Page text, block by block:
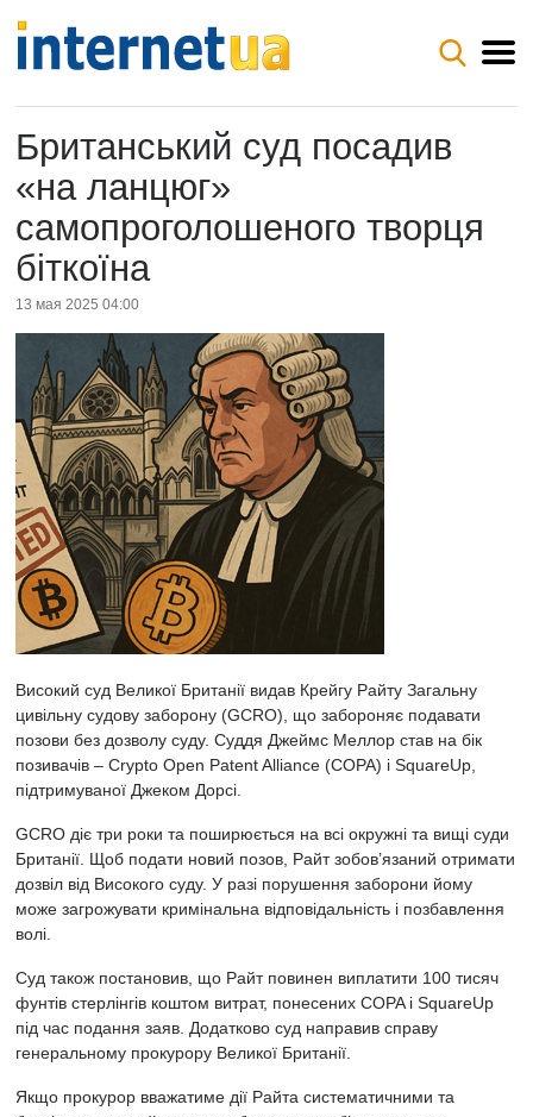
Британський суд посадив
«на ланцюг»
самопроголошеного творця
біткоїна
13 мая 2025 04:00
Високий суд Великої Британії видав Крейгу Райту Загальну
цивільну судову заборону (GCRO), що забороняє подавати
позови без дозволу суду. Суддя Джеймс Меллор став на бік
позивачів – Crypto Open Patent Alliance (COPA) і SquareUp,
підтримуваної Джеком Дорсі.
GCRO діє три роки та поширюється на всі окружні та вищі суди
Британії. Щоб подати новий позов, Райт зобов’язаний отримати
дозвіл від Високого суду. У разі порушення заборони йому
може загрожувати кримінальна відповідальність і позбавлення
волі.
Суд також постановив, що Райт повинен виплатити 100 тисяч
фунтів стерлінгів коштом витрат, понесених COPA і SquareUp
під час подання заяв. Додатково суд направив справу
генеральному прокурору Великої Британії.
Якщо прокурор вважатиме дії Райта систематичними та